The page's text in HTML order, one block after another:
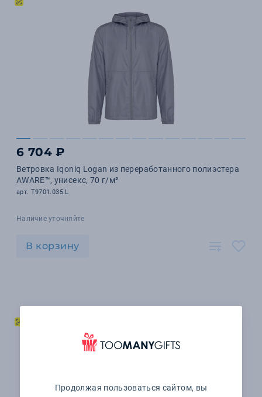
6 704 ₽
Ветровка Iqoniq Logan из переработанного полиэстера
AWARE™, унисекс, 70 г/м²
арт. T9701.035.L
Наличие уточняйте
В корзину
Продолжая пользоваться сайтом, вы